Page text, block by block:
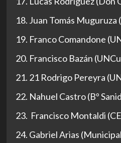
Juan Tomás Muguruza
Franco Comandone
Francisco Bazán
21 Rodrigo Pereyra
Nahuel Castro (Bº
Francisco Montaldi
Gabriel Arias